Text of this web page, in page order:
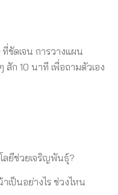
ที่ชัดเจน การวางแผน
สัก 10 นาที เพื่อถามตัวเอง
ลยีช่วยเจริญพันธุ์?
ป็นอย่างไร ช่วงไหน